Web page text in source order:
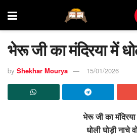
भेरू जी का मंदिरया में
by Shekhar Mourya 15/01/2026
भेरू जी का
धोली घोड़ी नाचे